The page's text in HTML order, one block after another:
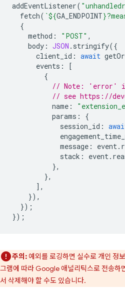
addEventListener(
fetch( `${GA_ENDPOINT}
{
method : "POST" ,
body : JSON . stringify({
client_id : await
events :
[
{
// Note: 'error' is
// see https://
name :
params :
{
session_id :
message : event.
stack : event.
},
},
],
}),
});
});
주의: 예외를 로깅하면 실수로 개인 정
그램에 따라 Google 애널리틱스로 전송하
서 삭제해야 할 수도 있습니다.